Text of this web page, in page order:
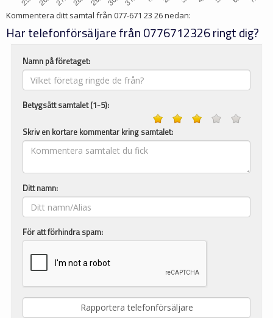
Kommentera ditt samtal från 077-671 23 26nedan:
Har telefonförsäljare från 0776712326 ringt dig?
Namn på företaget:
Betygsätt samtalet (1-5):
Skriv en kortare kommentar kring samtalet:
Ditt namn:
För att förhindra spam: